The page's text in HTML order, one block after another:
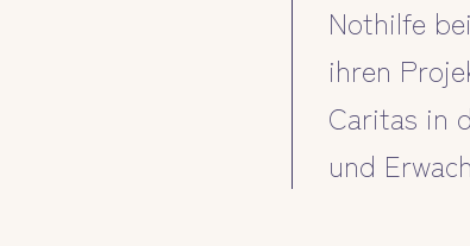
Nothilfe
ihren
Caritas in
und